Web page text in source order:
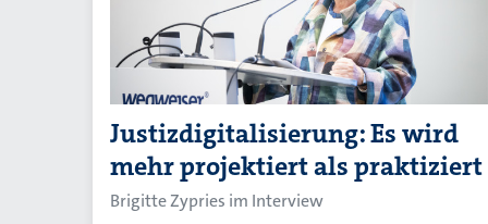
Justizdigitalisierung: Es wird
mehr projektiert als praktiziert
Brigitte Zypries im Interview